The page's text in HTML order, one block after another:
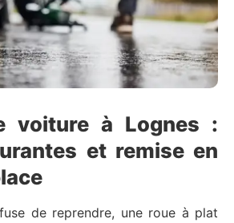
voiture à Lognes :
et remise en
de reprendre, une roue à plat